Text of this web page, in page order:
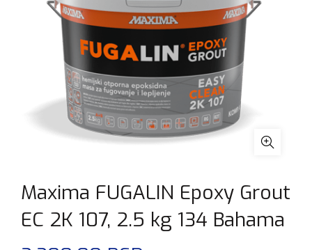
Maxima FUGALIN Epoxy Grout
EC 2K 107, 2.5 kg 134 Bahama